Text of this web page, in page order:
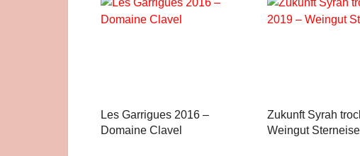
Les Garrigues 2016 –
Domaine Clavel
Zukunft Syrah
Weingut